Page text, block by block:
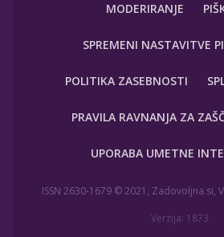
MODERIRANJE
SPREMENI NASTAVITVE
POLITIKA ZASEBNOSTI
PRAVILA RAVNANJA ZA
UPORABA UMETNE
ISSN 2630-1679 © 2021, Zadovoljna.si,
Verzija: 1873